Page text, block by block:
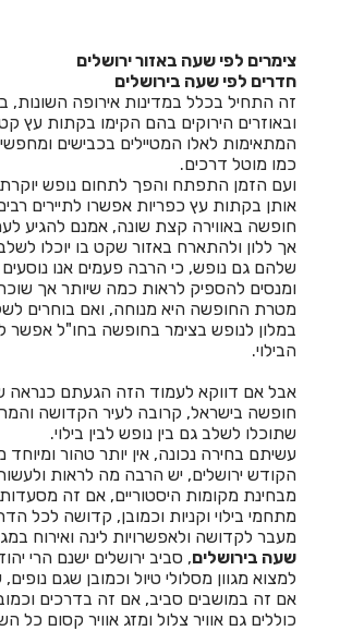
צימרים לפי שעה באזור ירושלים
חדרים לפי שעה בירושלים
זה התחיל בכלל במדינות אירופה השונות,
ובאוזרים הירוקים בהם הקימו בקתות עץ
המתאימות לאלו המטיילים בכבישים
כמו מוטל דרכים.
ועם הזמן התפתח והפך לתחום נופש
אותן בקתות עץ כפריות אפשרו לתיירים
חופשה באווירה קצת שונה, אמנם להגיע
אך ללון ולהתארח באזור שקט בו יוכלו
שלהם גם נופש, כי הרבה פעמים אנו
ומנסים להספיק לראות כמה שיותר אך
מטרת החופשה היא מנוחה, ואם בוחרים
במלון לנופש בצימר בחופשה בחו"ל אפשר
הבילוי.
אבל אם דווקא לעמוד הזה הגעתם
חופשה בישראל, קרובה לעיר הקדושה
שתוכלו לשלב גם בין נופש לבין בילוי.
עשיתם בחירה נכונה, אין יותר טהור ומיוחד
הקודש ירושלים, יש הרבה מה לראות
מבחינת מקומות היסטוריים, אם זה
מתחמי בילוי וקניות וכמובן, קדושה לכל
מעבר לקדושה ולאפשרויות לינה ואירוח
שעה בירושלים, סביב ירושלים ישנם הרי
למצוא מגוון מסלולי טיול וכמובן שגם
אם זה במושבים סביב, אם זה בדרכים
כוללים גם אוויר צלול ומזג אוויר קסום כל